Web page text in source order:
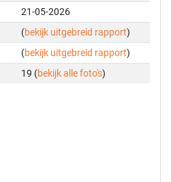
21-05-2026
(bekijk uitgebreid rapport)
(bekijk uitgebreid rapport)
19 (bekijk alle foto's)